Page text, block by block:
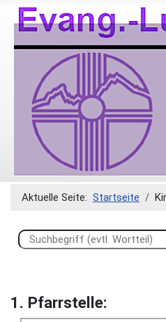
Aktuelle Seite: Startseite
Suchen ...
1. Pfarrstelle: